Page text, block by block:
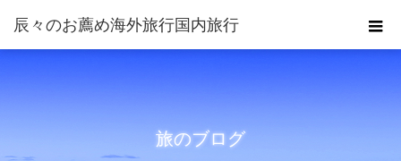
旅のブログ